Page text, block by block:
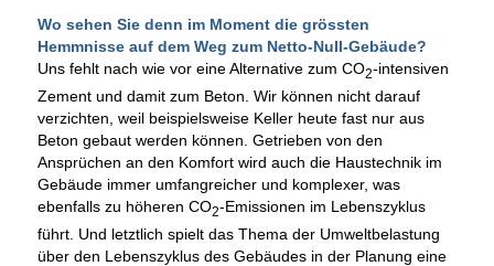
Wo sehen Sie denn im Moment die grössten
Hemmnisse auf dem Weg zum Netto-Null-Gebäude?
Uns fehlt nach wie vor eine Alternative zum CO2-intensiven
Zement und damit zum Beton. Wir können nicht darauf
verzichten, weil beispielsweise Keller heute fast nur aus
Beton gebaut werden können. Getrieben von den
Ansprüchen an den Komfort wird auch die Haustechnik im
Gebäude immer umfangreicher und komplexer, was
ebenfalls zu höheren CO2-Emissionen im Lebenszyklus
führt. Und letztlich spielt das Thema der Umweltbelastung
über den Lebenszyklus des Gebäudes in der Planung eine